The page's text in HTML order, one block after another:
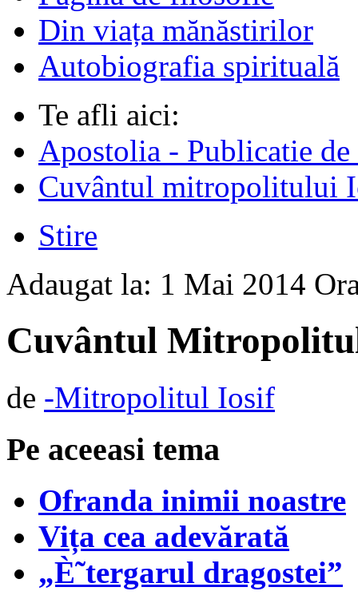
Din viața mănăstirilor
Autobiografia spirituală
Te afli aici:
Apostolia - Publicatie
Cuvântul mitropolitului
Stire
Adaugat la: 1 Mai 2014
Cuvântul
de -Mitropolitul Iosif
Pe aceeasi tema
Ofranda inimii noastre
Vița cea adevărată
„È˜tergarul dragostei”